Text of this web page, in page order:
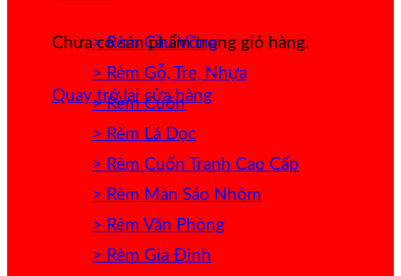
Chưa có sản phẩm trong giỏ hàng.
Quay trở lại cửa hàng
> Rèm Cầu Vồng
> Rèm Gỗ, Tre, Nhựa
> Rèm Cuốn
> Rèm Lá Dọc
> Rèm Cuốn Tranh Cao Cấp
> Rèm Màn Sáo Nhôm
> Rèm Văn Phòng
> Rèm Gia Đình